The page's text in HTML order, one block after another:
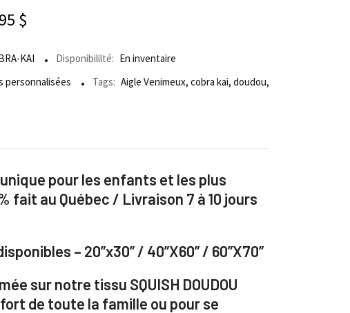
$
KAI Disponibililté: En inventaire
personnalisées Tags: Aigle Venimeux, cobra kai, doudou,
unique pour les enfants et les plus
fait au Québec / Livraison 7 à 10 jours
– 20”x30” / 40”X60” / 60”X70”
sur notre tissu SQUISH DOUDOU
de toute la famille ou pour se